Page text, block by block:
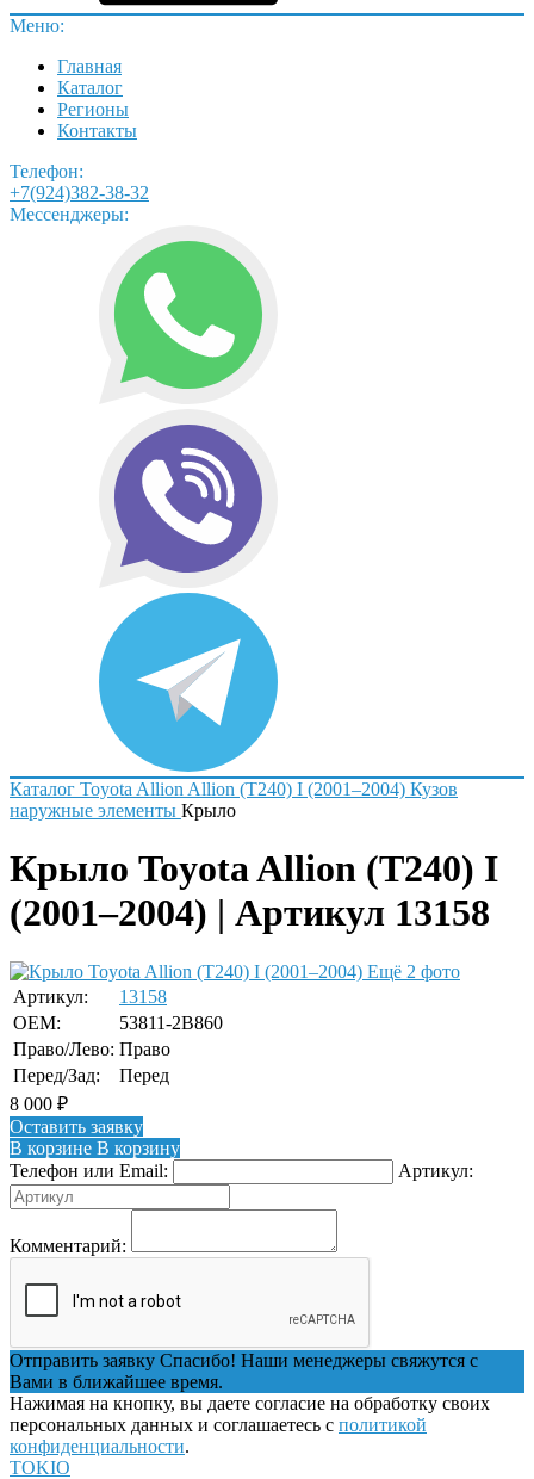
Меню:
Главная
Каталог
Регионы
Контакты
Телефон:
+7(924)382-38-32
Мессенджеры:
Каталог Toyota Allion Allion (T240) I (2001–2004) Кузов
наружные элементы Крыло
Крыло Toyota Allion (T240) I
(2001–2004) | Артикул 13158
Ещё 2 фото
Артикул:
13158
OEM:
53811-2B860
Право/Лево: Право
Перед/Зад:
Перед
8 000 ₽
Оставить заявку
В корзине В корзину
Телефон или Email:
Артикул:
Комментарий:
Отправить заявку Спасибо! Наши менеджеры свяжутся с
Вами в ближайшее время.
Нажимая на кнопку, вы даете согласие на обработку своих
персональных данных и соглашаетесь с политикой
конфиденциальности.
TOKIO